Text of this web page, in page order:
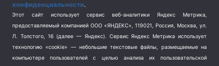
Спорт (740)
Терроризм (1)
Транспорт (262)
Туризм (178)
конфиденциальности.
Этот сайт использует сервис веб-аналитики Яндекс Метрика,
предоставляемый компанией ООО «ЯНДЕКС», 119021, Россия, Москва, ул.
Л. Толстого, 16 (далее — Яндекс). Сервис Яндекс Метрика использует
технологию «cookie» — небольшие текстовые файлы, размещаемые на
компьютере пользователей с целью анализа их пользовательской